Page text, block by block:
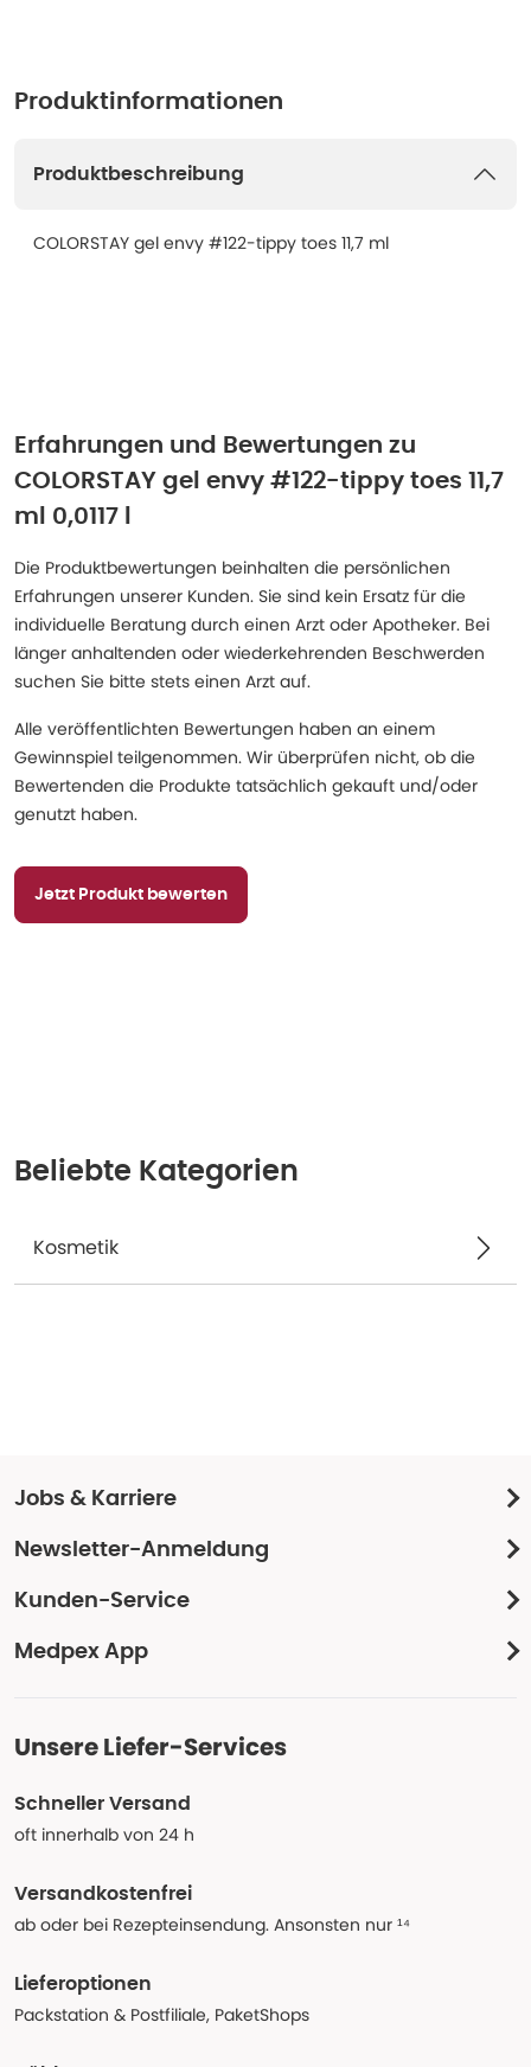
Produktinformationen
Produktbeschreibung
COLORSTAY gel envy #122-tippy toes 11,7 ml
Erfahrungen und Bewertungen zu
COLORSTAY gel envy #122-tippy toes 11,7
ml 0,0117 l
Die Produktbewertungen beinhalten die persönlichen
Erfahrungen unserer Kunden. Sie sind kein Ersatz für die
individuelle Beratung durch einen Arzt oder Apotheker. Bei
länger anhaltenden oder wiederkehrenden Beschwerden
suchen Sie bitte stets einen Arzt auf.
Alle veröffentlichten Bewertungen haben an einem
Gewinnspiel teilgenommen. Wir überprüfen nicht, ob die
Bewertenden die Produkte tatsächlich gekauft und/oder
genutzt haben.
Jetzt Produkt bewerten
Beliebte Kategorien
Kosmetik
Jobs & Karriere
Newsletter-Anmeldung
Kunden-Service
Medpex App
Unsere Liefer-Services
Schneller Versand
oft innerhalb von 24 h
Versandkostenfrei
ab oder bei Rezepteinsendung. Ansonsten nur ¹⁴
Lieferoptionen
Packstation & Postfiliale, PaketShops